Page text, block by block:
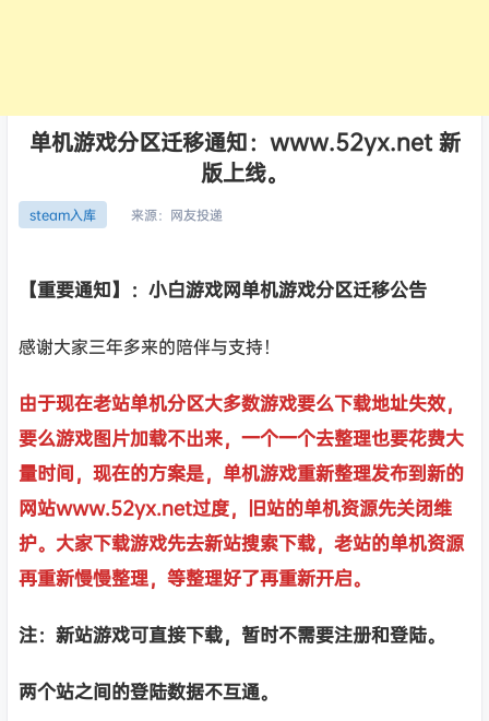
单机游戏分区迁移通知：www.52yx.net 新
版上线。
steam入库 来源： 网友投递
【重要通知】：小白游戏网单机游戏分区迁移公告
感谢大家三年多来的陪伴与支持！
由于现在老站单机分区大多数游戏要么下载地址失效，
要么游戏图片加载不出来，一个一个去整理也要花费大
量时间，现在的方案是，单机游戏重新整理发布到新的
网站www.52yx.net过度，旧站的单机资源先关闭维
护。大家下载游戏先去新站搜索下载，老站的单机资源
再重新慢慢整理，等整理好了再重新开启。
注：新站游戏可直接下载，暂时不需要注册和登陆。
两个站之间的登陆数据不互通。